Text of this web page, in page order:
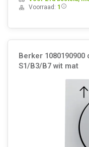
Voorraad: 1
Berker
S1/B3/B7 wit mat